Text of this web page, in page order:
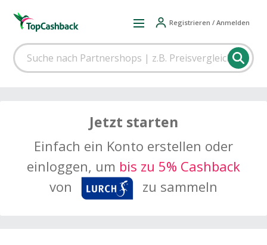
Registrieren / Anmelden
Jetzt starten
Einfach ein Konto erstellen oder
einloggen, um bis zu 5% Cashback
von
zu sammeln